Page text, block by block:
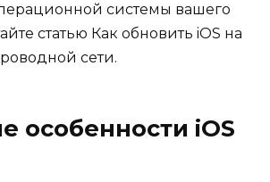
системы вашего
статью Как обновить iOS на
сети.
особенности iOS